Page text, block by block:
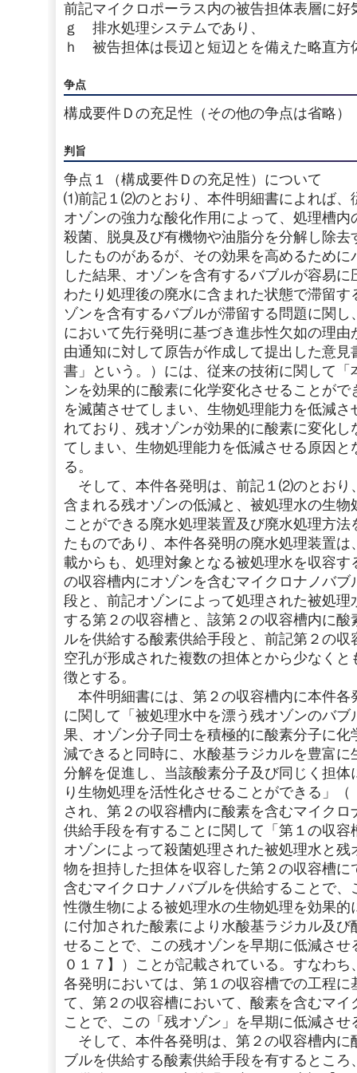
前記マイクロポーラス内の被告担体表層に
ｇ 排水処理システムであり、
ｈ 被告担体は長辺と短辺とを備えた略直方
争点
構成要件Ｄの充足性（その他の争点は省略）
判旨
争点１（構成要件Ｄの充足性）について
⑴前記１⑵のとおり、本件明細書によれば、
オゾンの強力な酸化作用によって、処理槽
殺菌、脱臭及び有機物や油脂分を分解し除
したものがあるが、その効果を高めるため
した結果、オゾンを含有するバブルが容易
わたり処理後の廃水に含まれた状態で滞留
ゾンを含有するバブルが滞留する問題に関
において先行発明に基づき進歩性欠如の理
由通知に対して原告が作成して提出した意
書」という。）には、従来の技術に関して
ンを効果的に酸素に化学変化させることが
を滅菌させてしまい、生物処理能力を低減
れており、残オゾンが効果的に酸素に変化
てしまい、生物処理能力を低減させる原因
る。
そして、本件各発明は、前記１⑵のとおり
含まれる残オゾンの低減と、被処理水の生
ことができる廃水処理装置及び廃水処理方
たものであり、本件各発明の廃水処理装置
載からも、処理対象となる被処理水を収容
の収容槽内にオゾンを含むマイクロナノバ
段と、前記オゾンによって処理された被処
する第２の収容槽と、該第２の収容槽内に
ルを供給する酸素供給手段と、前記第２の
空孔が形成された複数の担体とから少なく
徴とする。
本件明細書には、第２の収容槽内に本件各
に関して「被処理水中を漂う残オゾンのバ
果、オゾン分子同士を積極的に酸素分子に
減できると同時に、水酸基ラジカルを豊富
分解を促進し、当該酸素分子及び同じく担
り生物処理を活性化させることができる」
され、第２の収容槽内に酸素を含むマイク
供給手段を有することに関して「第１の収
オゾンによって殺菌処理された被処理水と
物を担持した担体を収容した第２の収容槽
含むマイクロナノバブルを供給することで
性微生物による被処理水の生物処理を効果
に付加された酸素により水酸基ラジカル及
せることで、この残オゾンを早期に低減さ
０１７】）ことが記載されている。すなわ
各発明においては、第１の収容槽での工程
て、第２の収容槽において、酸素を含むマ
ことで、この「残オゾン」を早期に低減さ
そして、本件各発明は、第２の収容槽内に
ブルを供給する酸素供給手段を有するとこ